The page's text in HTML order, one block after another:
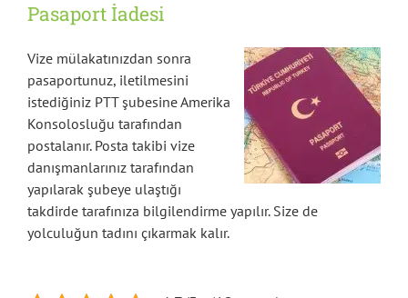
Pasaport İadesi
Vize mülakatınızdan sonra
pasaportunuz, iletilmesini
istediğiniz PTT şubesine Amerika
Konsolosluğu tarafından
postalanır. Posta takibi vize
danışmanlarınız tarafından
yapılarak şubeye ulaştığı
takdirde tarafınıza bilgilendirme yapılır. Size de
yolculuğun tadını çıkarmak kalır.